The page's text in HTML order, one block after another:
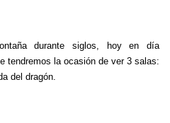
durante siglos, hoy en día
tendremos la ocasión de ver 3 salas:
del dragón.